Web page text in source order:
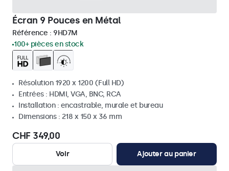
Écran 9 Pouces en Métal
Référence : 9HD7M
100+ pièces en stock
Résolution 1920 x 1200 (Full HD)
Entrées : HDMI, VGA, BNC, RCA
Installation : encastrable, murale et bureau
Dimensions : 218 x 150 x 36 mm
CHF 349,00
Voir Ajouter au panier